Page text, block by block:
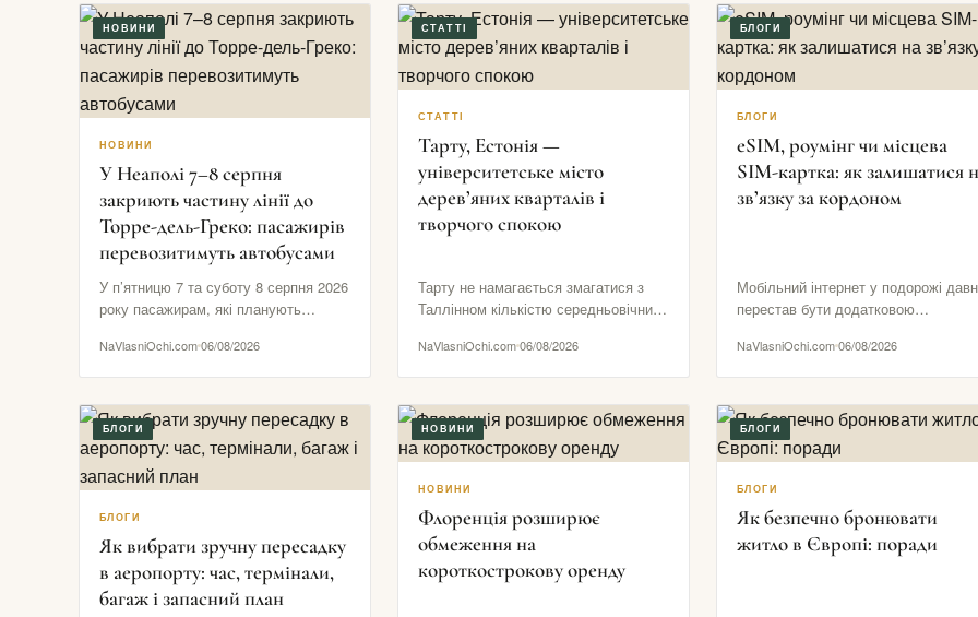
НОВИНИ
НОВИНИ
У Неаполі 7–8 серпня
закриють частину лінії до
Торре-дель-Греко: пасажирів
перевозитимуть автобусами
У п’ятницю 7 та суботу 8 серпня 2026
року пасажирам, які планують
Греко, Помпеїв…
NaVlasniOchi.com06/08/2026
СТАТТІ
СТАТТІ
Тарту, Естонія —
університетське місто
дерев’яних кварталів і
творчого спокою
Тарту не намагається змагатися з
Таллінном кількістю середньовічних
кварталів. Його сила в іншому: тут…
NaVlasniOchi.com06/08/2026
БЛОГИ
БЛОГИ
eSIM, роумінг чи місцева
SIM-картка: як залишатися
зв’язку за кордоном
Мобільний інтернет у подорожі
перестав бути додатковою
посадкових талонів, навігації,
повідомлень від готелю,…
NaVlasniOchi.com06/08/2026
БЛОГИ
БЛОГИ
Як вибрати зручну пересадку
в аеропорту: час, термінали,
багаж і запасний план
НОВИНИ
НОВИНИ
Флоренція розширює
обмеження на
короткострокову оренду
БЛОГИ
БЛОГИ
Як безпечно бронювати
житло в Європі: поради